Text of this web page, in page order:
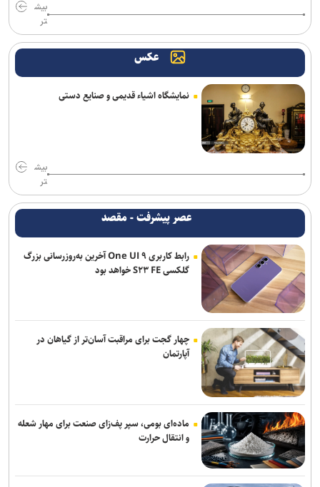
بیش
تر
عکس
نمایشگاه اشیاء قدیمی و صنایع دستی
بیش
تر
عصر پیشرفت - مقصد
رابط کاربری One UI ۹ آخرین به‌روزرسانی بزرگ
گلکسی S۲۳ FE خواهد بود
چهار گجت برای مراقبت آسان‌تر از گیاهان در
آپارتمان
ماده‌ای بومی، سپر پف‌زای صنعت برای مهار شعله
و انتقال حرارت